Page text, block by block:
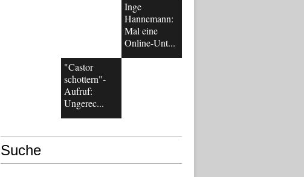
Inge
Hannemann:
Mal eine
Online-Unt...
"Castor
schottern"-
Aufruf:
Ungerec...
Suche